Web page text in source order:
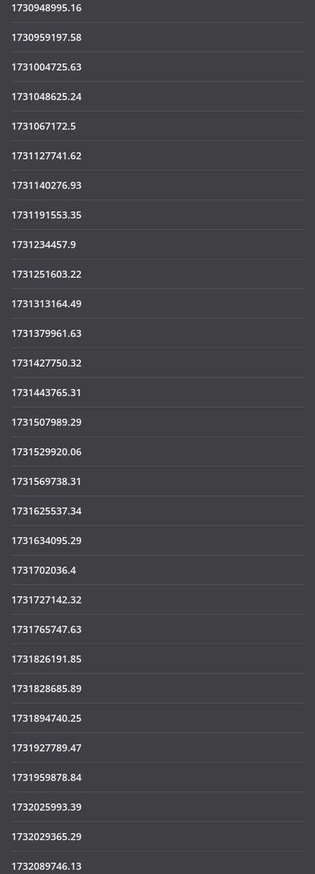
1730948995.16
1730959197.58
1731004725.63
1731048625.24
1731067172.5
1731127741.62
1731140276.93
1731191553.35
1731234457.9
1731251603.22
1731313164.49
1731379961.63
1731427750.32
1731443765.31
1731507989.29
1731529920.06
1731569738.31
1731625537.34
1731634095.29
1731702036.4
1731727142.32
1731765747.63
1731826191.85
1731828685.89
1731894740.25
1731927789.47
1731959878.84
1732025993.39
1732029365.29
1732089746.13